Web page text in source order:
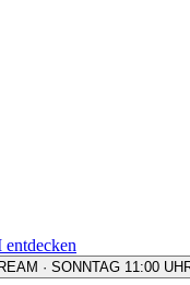
· SONNTAG 11:00